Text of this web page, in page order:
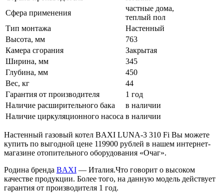
Сфера применения
частные дома,
теплый пол
Тип монтажа
Настенный
Высота, мм
763
Камера сгорания
Закрытая
Ширина, мм
345
Глубина, мм
450
Вес, кг
44
Гарантия от производителя
1 год
Наличие расширительного бака
в наличии
Наличие циркуляционного насоса в наличии
Настенный газовый котел BAXI LUNA-3 310 Fi Вы можете
купить по выгодной цене 119900 рублей в нашем интернет-
магазине отопительного оборудования «Очаг».
Родина бренда BAXI — Италия.Что говорит о высоком
качестве продукции. Более того, на данную модель действует
гарантия от производителя 1 год.